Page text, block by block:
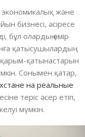
және
бизнесі, әсіресе
бұл олардың өмір
қатысушылардың
қатынастарын
Сонымен қатар,
на реальные
теріс әсер етіп,
мүмкін.